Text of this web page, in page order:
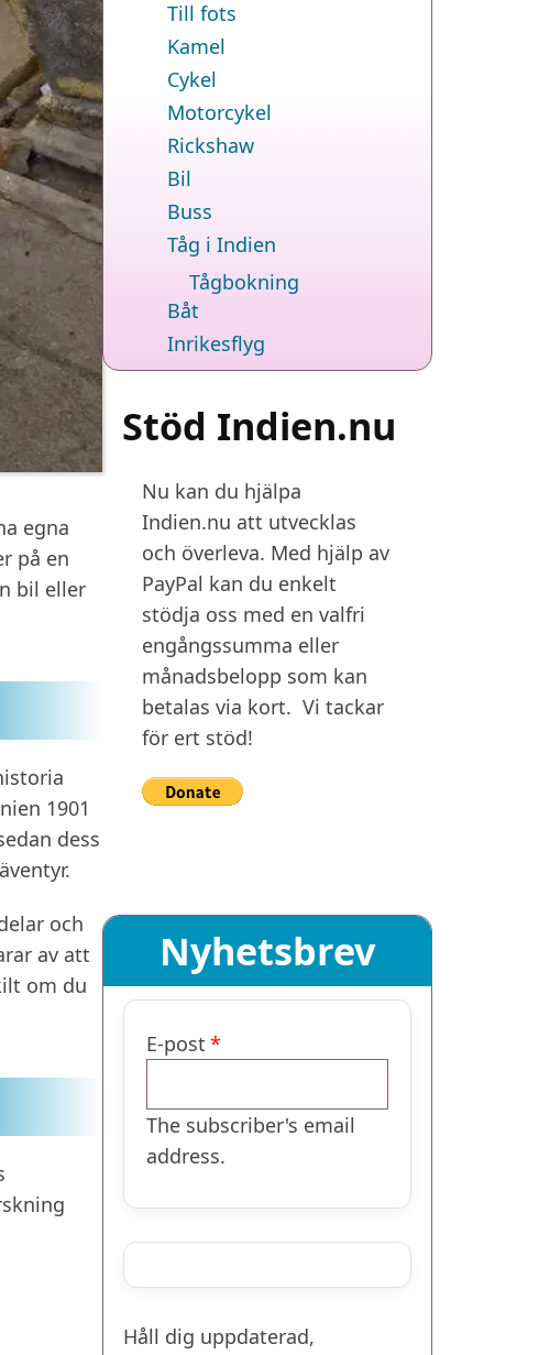
egna
på en
bil eller
1901
dess
och
av att
om du
Till fots
Kamel
Cykel
Motorcykel
Rickshaw
Bil
Buss
Tåg i Indien
Tågbokning
Båt
Inrikesflyg
Stöd Indien.nu
Nu kan du hjälpa
Indien.nu att utvecklas
och överleva. Med hjälp av
PayPal kan du enkelt
stödja oss med en valfri
engångssumma eller
månadsbelopp som kan
betalas via kort. Vi tackar
för ert stöd!
Nyhetsbrev
E-post
The subscriber's email
address.
Håll dig uppdaterad,